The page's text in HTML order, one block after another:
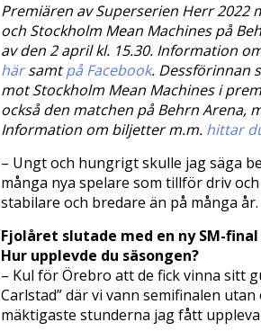
Premiären av Superserien Herr 2022
och Stockholm Mean Machines på
av den 2 april kl. 15.30. Information
härsamtpå Facebook. Dessförinnan
mot Stockholm Mean Machines i
också den matchen på Behrn Arena,
Information om biljetter m.m. hittar
– Ungt och hungrigt skulle jag säga
många nya spelare som tillför driv
stabilare och bredare än på många år.
Fjolåret slutade med en ny SM-
Hur upplevde du säsongen?
– Kul för Örebro att de fick vinna sitt
Carlstad” där vi vann semifinalen
mäktigaste stunderna jag fått